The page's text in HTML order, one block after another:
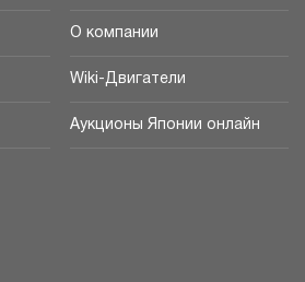
О компании
Wiki-Двигатели
Аукционы Японии онлайн